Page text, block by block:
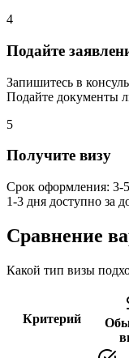
4
Подайте
Запишитесь в
Подайте документы
5
Получите визу
Срок оформления: 3-
1-3 дня доступно за
Сравнение
Какой тип визы
Критерий